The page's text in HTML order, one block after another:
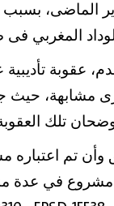
الماضى،
المغربي
عقوبة
مشابهة،
تلك
وأن تم اعتباره
مشروع في عدة